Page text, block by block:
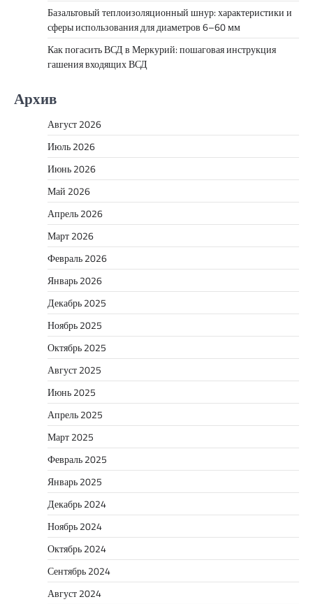
Базальтовый теплоизоляционный шнур: характеристики и
сферы использования для диаметров 6–60 мм
Как погасить ВСД в Меркурий: пошаговая инструкция
гашения входящих ВСД
Архив
Август 2026
Июль 2026
Июнь 2026
Май 2026
Апрель 2026
Март 2026
Февраль 2026
Январь 2026
Декабрь 2025
Ноябрь 2025
Октябрь 2025
Август 2025
Июнь 2025
Апрель 2025
Март 2025
Февраль 2025
Январь 2025
Декабрь 2024
Ноябрь 2024
Октябрь 2024
Сентябрь 2024
Август 2024